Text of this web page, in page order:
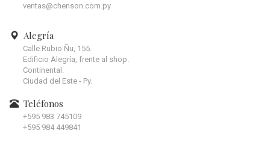
ventas@chenson.com.py
Alegría
Calle Rubio Ñu, 155.
Edificio Alegría, frente al shop.
Continental.
Ciudad del Este - Py.
Teléfonos
+595 983 745109
+595 984 449841